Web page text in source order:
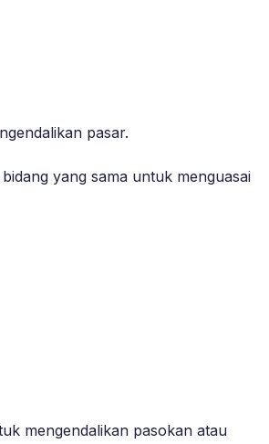
pasar.
yang sama untuk menguasai
mengendalikan pasokan atau